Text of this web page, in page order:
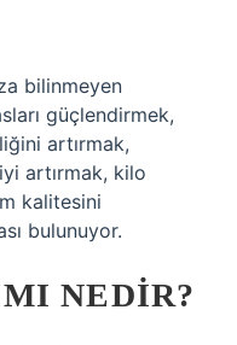
bilinmeyen
güçlendirmek,
artırmak,
artırmak, kilo
kalitesini
bulunuyor.
NEDIR?